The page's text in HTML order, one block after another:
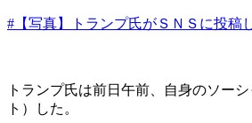
#【写真】トランプ氏がＳＮＳに投稿
トランプ氏は前日午前、自身のソー
ト）した。